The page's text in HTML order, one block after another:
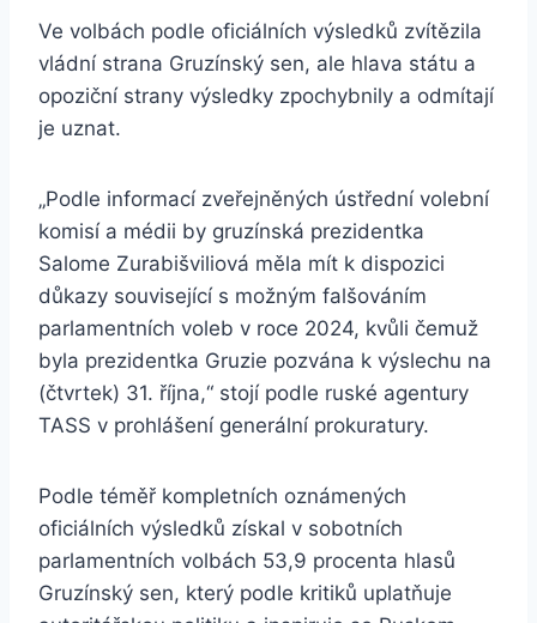
Ve volbách podle oficiálních výsledků zvítězila
vládní strana Gruzínský sen, ale hlava státu a
opoziční strany výsledky zpochybnily a odmítají
je uznat.
„Podle informací zveřejněných ústřední volební
komisí a médii by gruzínská prezidentka
Salome Zurabišviliová měla mít k dispozici
důkazy související s možným falšováním
parlamentních voleb v roce 2024, kvůli čemuž
byla prezidentka Gruzie pozvána k výslechu na
(čtvrtek) 31. října,“ stojí podle ruské agentury
TASS v prohlášení generální prokuratury.
Podle téměř kompletních oznámených
oficiálních výsledků získal v sobotních
parlamentních volbách 53,9 procenta hlasů
Gruzínský sen, který podle kritiků uplatňuje